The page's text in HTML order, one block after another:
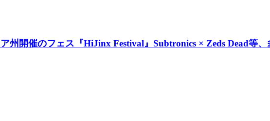
州開催のフェス『HiJinx Festival』Subtronics × Zeds Dead等